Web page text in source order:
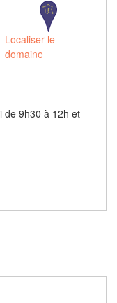
Localiser le
domaine
de 9h30 à 12h et